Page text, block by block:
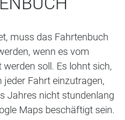
muss das Fahrtenbuch
wenn es vom
soll. Es lohnt sich,
jeder Fahrt einzutragen,
Jahres nicht stundenlang
Maps beschäftigt sein.